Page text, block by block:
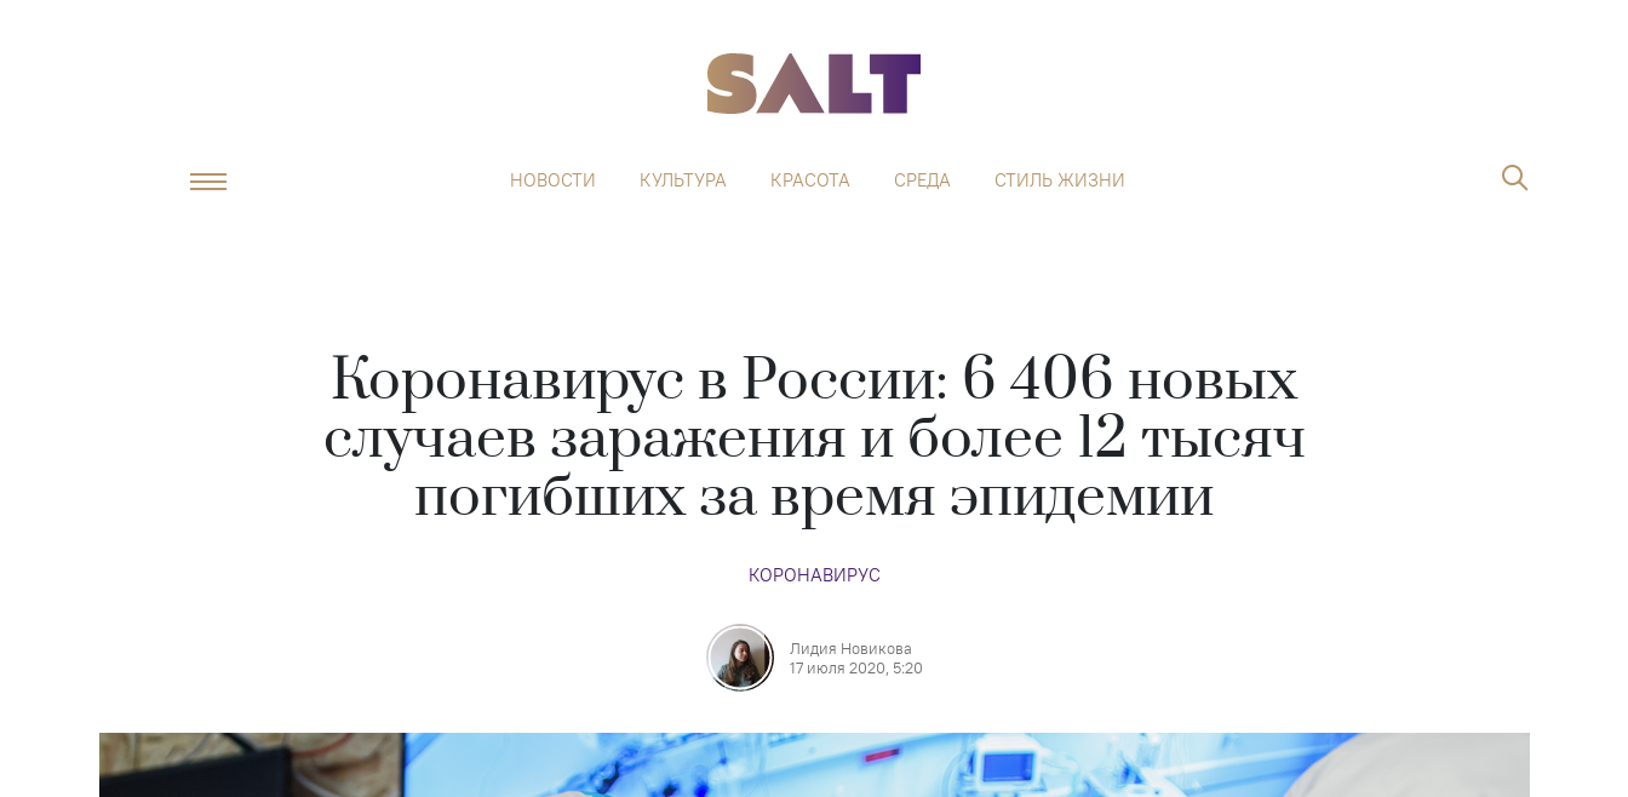
НОВОСТИ КУЛЬТУРА КРАСОТА СРЕДА СТИЛЬ ЖИЗНИ
Коронавирус в России: 6 406 новых
случаев заражения и более 12 тысяч
погибших за время эпидемии
КОРОНАВИРУС
Лидия Новикова
17 июля 2020, 5:20